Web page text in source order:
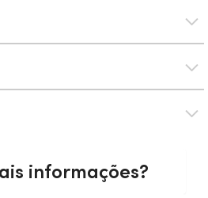
informações?